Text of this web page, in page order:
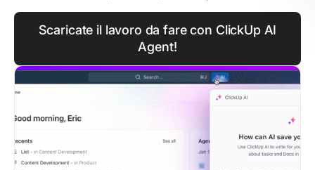
Scaricate il lavoro da fare con ClickUp AI
Agent!